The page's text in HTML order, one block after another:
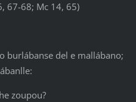
67-68; Mc 14, 65)
burlábanse del e mallábano;
zoupou?